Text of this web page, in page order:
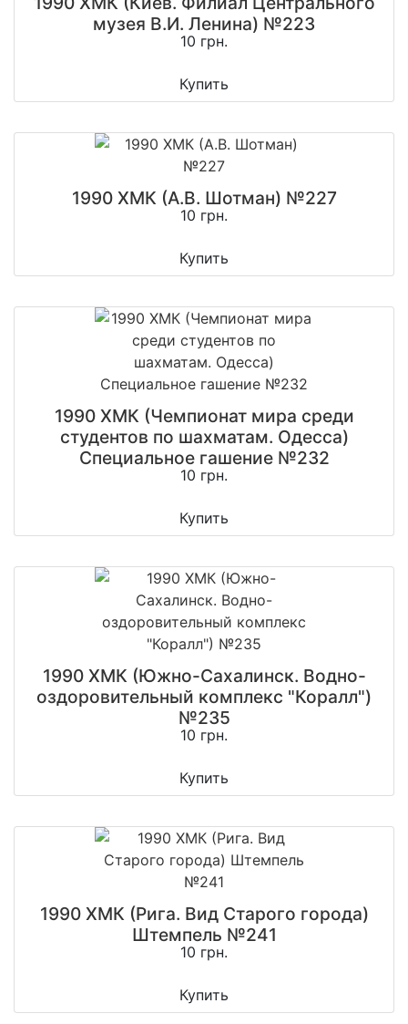
музея В.И. Ленина) №223
10 грн.
Купить
1990 ХМК (А.В. Шотман) №227
10 грн.
Купить
1990 ХМК (Чемпионат мира среди
студентов по шахматам. Одесса)
Специальное гашение №232
10 грн.
Купить
1990 ХМК (Южно-Сахалинск. Водно-
оздоровительный комплекс "Коралл")
№235
10 грн.
Купить
1990 ХМК (Рига. Вид Старого города)
Штемпель №241
10 грн.
Купить